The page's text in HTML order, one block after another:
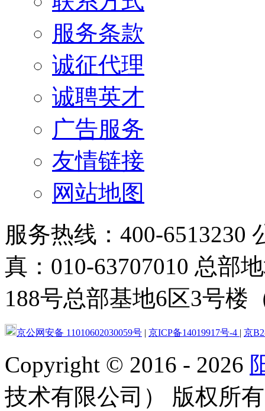
服务条款
诚征代理
诚聘英才
广告服务
友情链接
网站地图
服务热线：400-6513230
真：010-63707010 总部
188号总部基地6区3号楼
京公网安备 11010602030059号 | 京ICP备14019917号-4 | 京
Copyright © 2016 - 2026
技术有限公司） 版权所